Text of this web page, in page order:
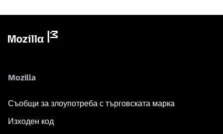
Mozilla
Съобщи за злоупотреба с търговската марка
Изходен код